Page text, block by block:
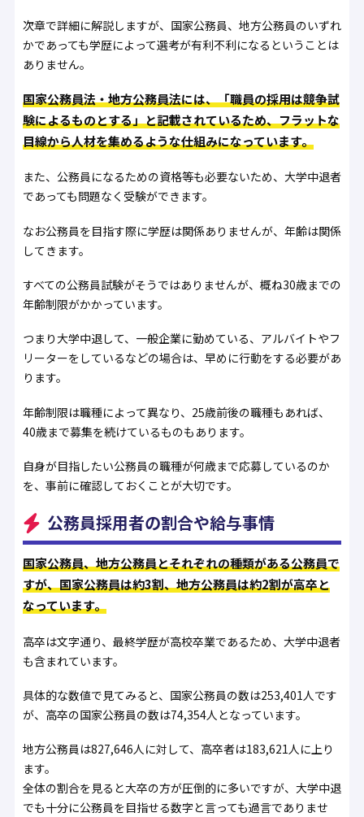
次章で詳細に解説しますが、国家公務員、地方公務員のいずれ
かであっても学歴によって選考が有利不利になるということは
ありません。
国家公務員法・地方公務員法には、「職員の採用は競争試
験によるものとする」と記載されているため、フラットな
目線から人材を集めるような仕組みになっています。
また、公務員になるための資格等も必要ないため、大学中退者
であっても問題なく受験ができます。
なお公務員を目指す際に学歴は関係ありませんが、年齢は関係
してきます。
すべての公務員試験がそうではありませんが、概ね30歳までの
年齢制限がかかっています。
つまり大学中退して、一般企業に勤めている、アルバイトやフ
リーターをしているなどの場合は、早めに行動をする必要があ
ります。
年齢制限は職種によって異なり、25歳前後の職種もあれば、
40歳まで募集を続けているものもあります。
自身が目指したい公務員の職種が何歳まで応募しているのか
を、事前に確認しておくことが大切です。
公務員採用者の割合や給与事情
国家公務員、地方公務員とそれぞれの種類がある公務員で
すが、国家公務員は約3割、地方公務員は約2割が高卒と
なっています。
高卒は文字通り、最終学歴が高校卒業であるため、大学中退者
も含まれています。
具体的な数値で見てみると、国家公務員の数は253,401人です
が、高卒の国家公務員の数は74,354人となっています。
地方公務員は827,646人に対して、高卒者は183,621人に上り
ます。
全体の割合を見ると大卒の方が圧倒的に多いですが、大学中退
でも十分に公務員を目指せる数字と言っても過言でありませ